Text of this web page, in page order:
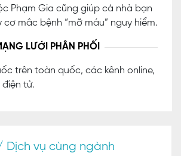
Phạm Gia cũng giúp cả nhà bạn
mắc bệnh “mỡ máu” nguy hiểm.
LƯỚI PHÂN PHỐI
trên toàn quốc, các kênh online,
tử.
Dịch vụ cùng ngành